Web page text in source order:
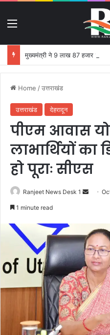
Home /उत्तराखंड
उत्तराखंड देहरादून
पीएम आवास
लाभार्थियों का
हो पूराः सीएस
Ranjeet News Desk 1
a
n
e
m
a
i
l
1 minute read